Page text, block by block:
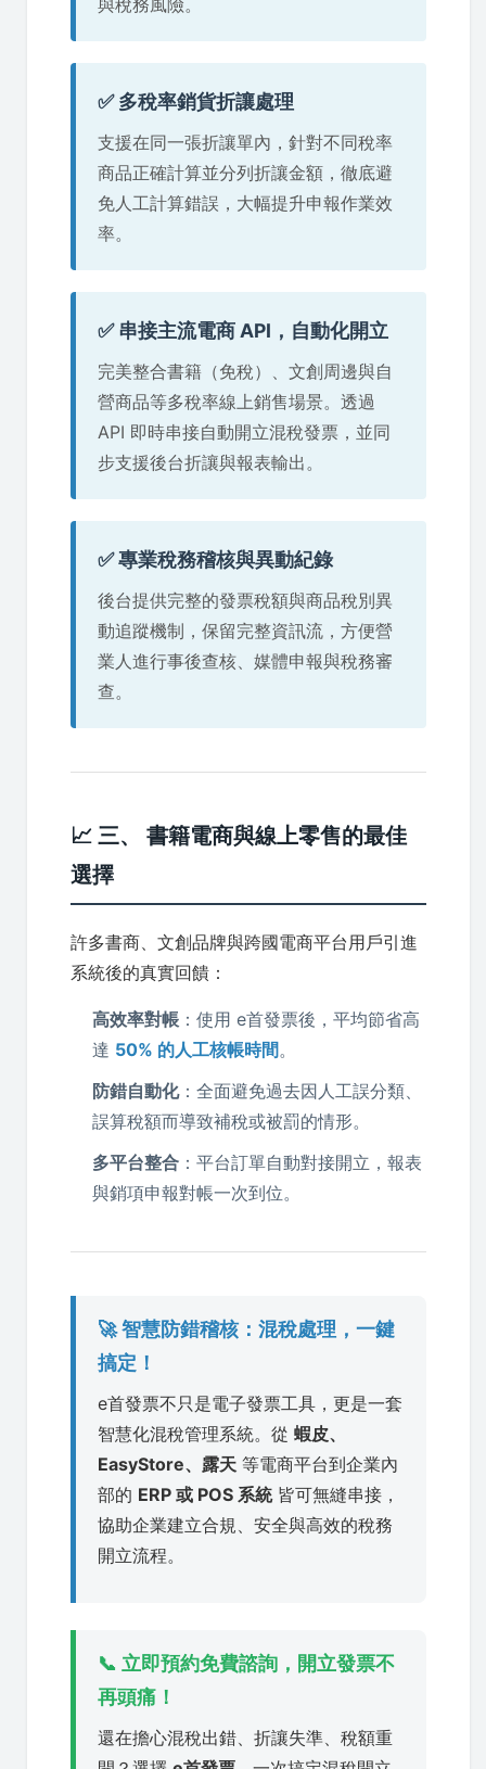
與稅務風險。
✅ 多稅率銷貨折讓處理
支援在同一張折讓單內，針對不同稅率
商品正確計算並分列折讓金額，徹底避
免人工計算錯誤，大幅提升申報作業效
率。
✅ 串接主流電商 API，自動化開立
完美整合書籍（免稅）、文創周邊與自
營商品等多稅率線上銷售場景。透過
API 即時串接自動開立混稅發票，並同
步支援後台折讓與報表輸出。
✅ 專業稅務稽核與異動紀錄
後台提供完整的發票稅額與商品稅別異
動追蹤機制，保留完整資訊流，方便營
業人進行事後查核、媒體申報與稅務審
查。
📈 三、 書籍電商與線上零售的最佳
選擇
許多書商、文創品牌與跨國電商平台用戶引進
系統後的真實回饋：
高效率對帳 ：使用 e首發票後，平均節省高
達 50% 的人工核帳時間。
防錯自動化：全面避免過去因人工誤分類、
誤算稅額而導致補稅或被罰的情形。
多平台整合 ：平台訂單自動對接開立，報表
與銷項申報對帳一次到位。
🚀 智慧防錯稽核：混稅處理，一鍵
搞定！
e首發票不只是電子發票工具，更是一套
智慧化混稅管理系統。從 蝦皮、
EasyStore、露天 等電商平台到企業內
部的 ERP 或 POS 系統皆可無縫串接，
協助企業建立合規、安全與高效的稅務
開立流程。
📞 立即預約免費諮詢，開立發票不
再頭痛！
還在擔心混稅出錯、折讓失準、稅額重